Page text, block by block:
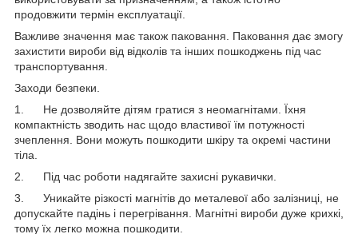
продовжити термін експлуатації.
Важливе значення має також паковання. Паковання дає змогу
захистити вироби від відколів та інших пошкоджень під час
транспортування.
Заходи безпеки.
1. Не дозволяйте дітям гратися з неомагнітами. Їхня
компактність зводить нас щодо властивої їм потужності
зчеплення. Вони можуть пошкодити шкіру та окремі частини
тіла.
2. Під час роботи надягайте захисні рукавички.
3. Уникайте різкості магнітів до металевої або залізниці, не
допускайте падінь і перегрівання. Магнітні вироби дуже крихкі,
тому їх легко можна пошкодити.